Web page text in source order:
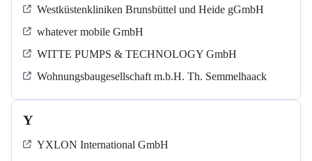
Westküstenkliniken Brunsbüttel und Heide gGmbH
whatever mobile GmbH
WITTE PUMPS & TECHNOLOGY GmbH
Wohnungsbaugesellschaft m.b.H. Th. Semmelhaack
Y
YXLON International GmbH